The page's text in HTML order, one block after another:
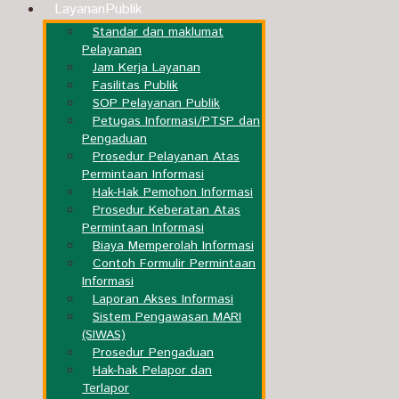
LayananPublik
Standar dan maklumat
Pelayanan
Jam Kerja Layanan
Fasilitas Publik
SOP Pelayanan Publik
Petugas Informasi/PTSP dan
Pengaduan
Prosedur Pelayanan Atas
Permintaan Informasi
Hak-Hak Pemohon Informasi
Prosedur Keberatan Atas
Permintaan Informasi
Biaya Memperolah Informasi
Contoh Formulir Permintaan
Informasi
Laporan Akses Informasi
Sistem Pengawasan MARI
(SIWAS)
Prosedur Pengaduan
Hak-hak Pelapor dan
Terlapor